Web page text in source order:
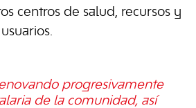
centros de salud, recursos y
progresivamente
de la comunidad, así